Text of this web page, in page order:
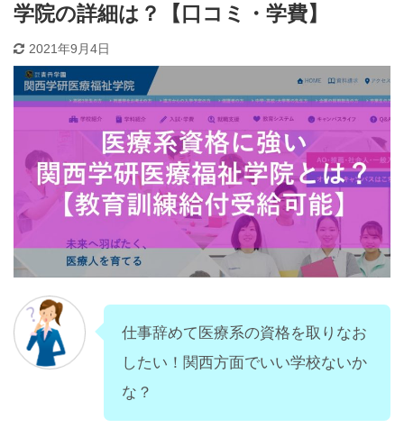
学院の詳細は？【口コミ・学費】
2021年9月4日
仕事辞めて医療系の資格を取りなお
したい！関西方面でいい学校ないか
な？